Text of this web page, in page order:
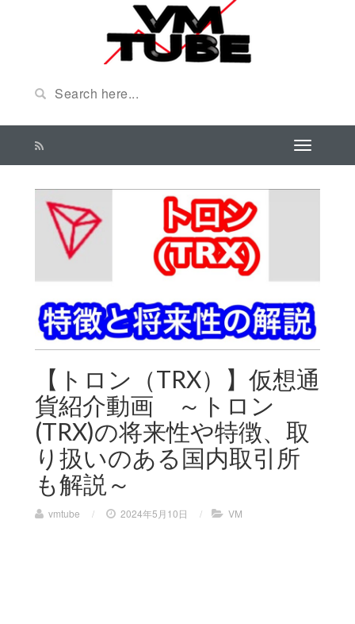
【トロン（TRX）】仮想通
貨紹介動画 ～トロン
(TRX)の将来性や特徴、取
り扱いのある国内取引所
も解説～
vmtube / 2024年5月10日 / VM